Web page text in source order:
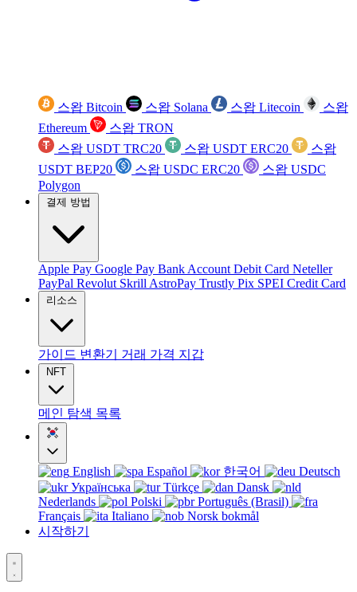
스왑 Bitcoin 스왑 Solana 스왑 Litecoin
스왑
Ethereum
스왑 TRON
스왑 USDT TRC20
스왑 USDT ERC20
스왑
USDT BEP20
스왑 USDC ERC20
스왑 USDC
Polygon
결제 방법
Apple Pay Google Pay Bank Account Debit Card Neteller
PayPal Revolut Skrill AstroPay Trustly Pix SPEI Credit Card
리소스
가이드 변환기 거래 가격 지갑
NFT
메인 탐색 목록
English Español 한국어
Deutsch
Українська
Türkçe
Dansk
Nederlands
Polski
Português (Brasil)
Français
Italiano
Norsk bokmål
시작하기